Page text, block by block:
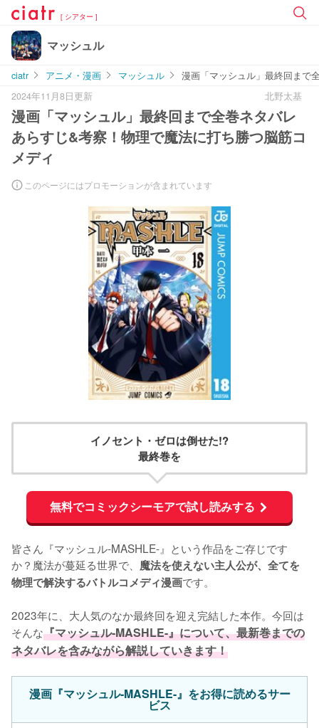
[ シアター ]
マッシュル
ciatr アニメ・漫画 マッシュル
漫画「マッシュル」最終回まで
2024年11月8日更新
北野太基
漫画「マッシュル」最終回まで全巻ネタバレ
あらすじ&考察！物理で魔法に打ち勝つ脳筋コ
メディ
このページにはプロモーションが含まれています
イノセント・ゼロは倒せた!?
最終巻を
無料でコミックシーモアで試し読みする
皆さん『マッシュル-MASHLE-』という作品をご存じです
か？魔法が蔓延る世界で、 魔法を使えない主人公が、全てを
物理で解決するバトルコメディ漫画です。
2023年に、大人気のなか最終回を迎え完結した本作。今回は
そんな『マッシュル-MASHLE-』について、最新巻までの
ネタバレを含みながら解説していきます！
漫画『マッシュル-MASHLE-』をお得に読めるサー
ビス